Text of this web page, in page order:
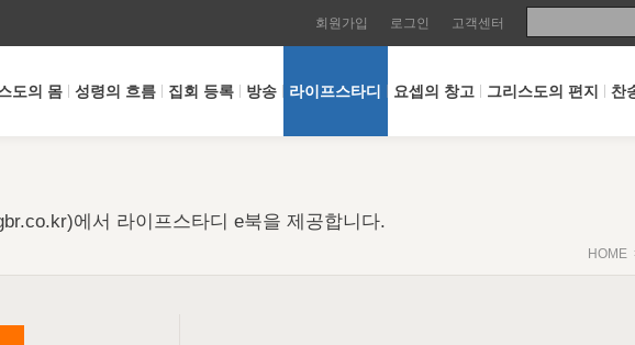
회원가입 로그인 고객센터
도의 몸 성령의 흐름 집회 등록 방송 라이프스타디 요셉의 창고 그리스도의 편지 찬
에서 라이프스타디 e북을 제공합니다.
HOME